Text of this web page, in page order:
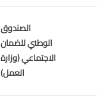
الصندوق
الوطني للضمان
الاجتماعي (وزارة
العمل)